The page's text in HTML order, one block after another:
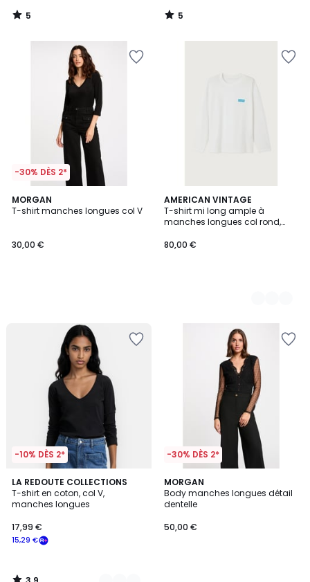
5
/
5
/
-30% DÈS 2*
MORGAN
T-shirt manches longues col V
30,00 €
AMERICAN VINTAGE
T-shirt mi long ample à
manches longues col rond,
80,00 €
2
Couleurs
-10% DÈS 2*
LA REDOUTE COLLECTIONS
T-shirt en coton, col V,
manches longues
15,29 €
17,99 €
3,9
/ 5
3
Couleurs
-30% DÈS 2*
MORGAN
Body manches longues détail
dentelle
50,00 €